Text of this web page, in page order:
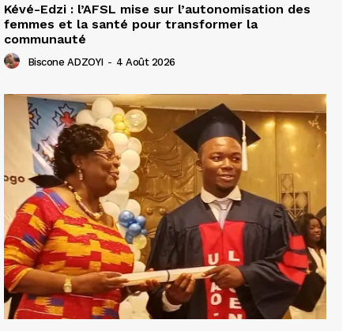
Kévé-Edzi : l’AFSL mise sur l’autonomisation des
femmes et la santé pour transformer la
communauté
Biscone ADZOYI - 4 Août 2026